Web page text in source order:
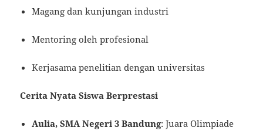
Magang dan kunjungan industri
Mentoring oleh profesional
Kerjasama penelitian dengan universitas
Cerita Nyata Siswa Berprestasi
Aulia, SMA Negeri 3 Bandung: Juara Olimpiade